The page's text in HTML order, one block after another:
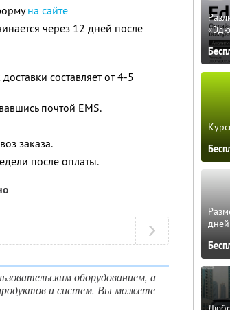
на сайте
через 12 дней после
составляет от 4-5
почтой EMS.
заказа.
после оплаты.
оборудованием, а
и систем. Вы можете